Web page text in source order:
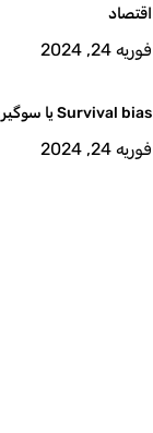
اقتصاد
فوریه 24, 2024
Survival bias یا سوگیری بازماندگی
فوریه 24, 2024